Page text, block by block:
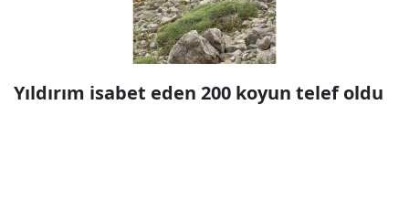
Yıldırım isabet eden 200 koyun telef oldu